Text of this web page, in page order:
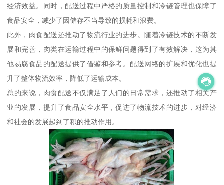
经济效益。同时，配送过程中严格的质量控制和冷链管理也保障了
食品安全，减少了因储存不当导致的损耗和浪费。
此外，肉食配送还推动了物流行业的进步。随着冷链技术的不断发
展和完善，肉类在运输过程中的保鲜问题得到了有效解决，这为其
他易腐食品的配送提供了借鉴和参考。配送网络的扩展和优化也提
升了整体物流效率，降低了运输成本。
总的来说，肉食配送不仅满足了人们的日常需求，还推动了相关产
业的发展，提升了食品安全水平，促进了物流技术的进步，对经济
和社会的发展起到了积的推动作用。